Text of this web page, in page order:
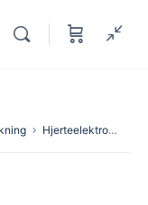
Hjerteelektrofysiologi og EKG-tolkning